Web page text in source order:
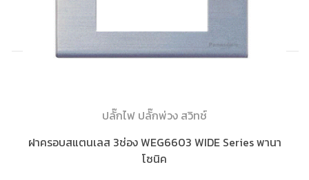
ปลั๊กไฟ ปลั๊กพ่วง สวิทช์
ฝาครอบสแตนเลส 3ช่อง WEG6603 WIDE Series พานา
โซนิค